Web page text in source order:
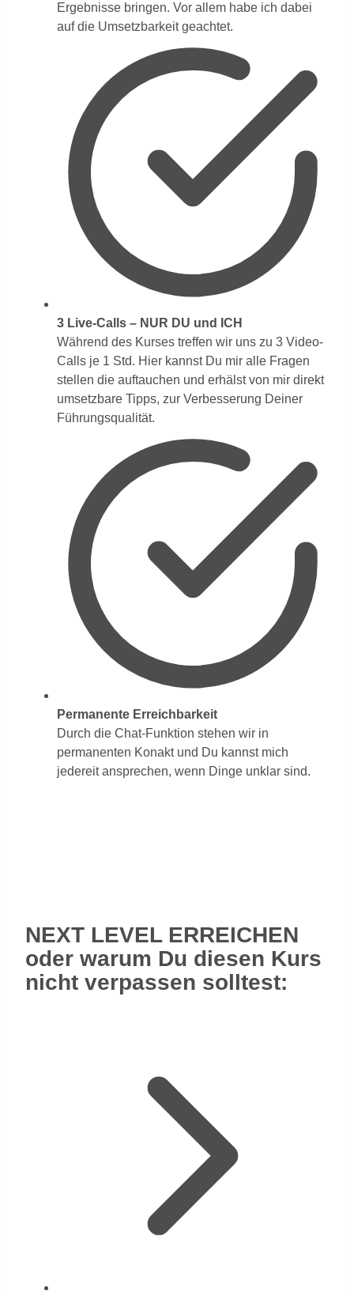
Ergebnisse bringen. Vor allem habe ich dabei
auf die Umsetzbarkeit geachtet.
3 Live-Calls – NUR DU und ICH
Während des Kurses treffen wir uns zu 3 Video-
Calls je 1 Std. Hier kannst Du mir alle Fragen
stellen die auftauchen und erhälst von mir direkt
umsetzbare Tipps, zur Verbesserung Deiner
Führungsqualität.
Permanente Erreichbarkeit
Durch die Chat-Funktion stehen wir in
permanenten Konakt und Du kannst mich
jedereit ansprechen, wenn Dinge unklar sind.
NEXT LEVEL ERREICHEN
oder warum Du diesen Kurs
nicht verpassen solltest: